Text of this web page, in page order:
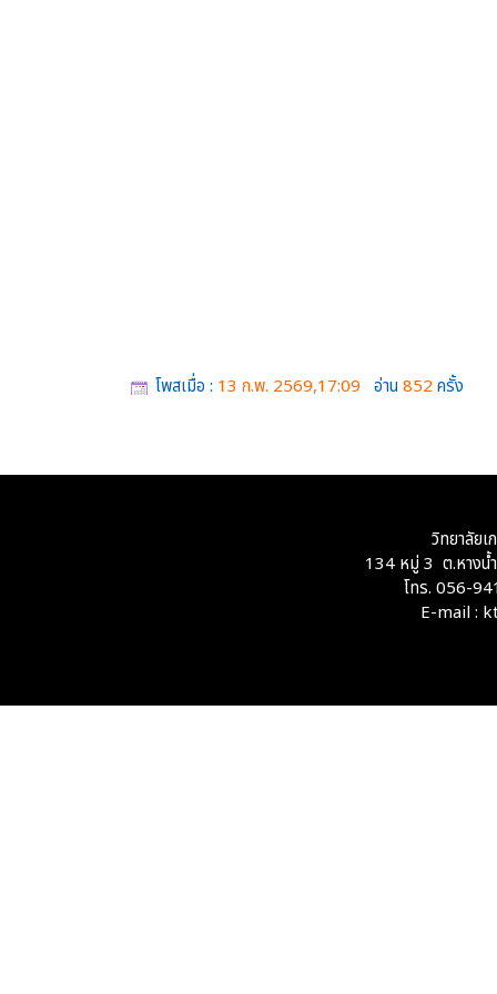
โพสเมื่อ : 13 ก.พ. 2569,17:09 อ่าน 852 ครั้ง
วิทยาลัยเ
134 หมู่ 3 ต.หางน้
โทร. 056-
E-mail :